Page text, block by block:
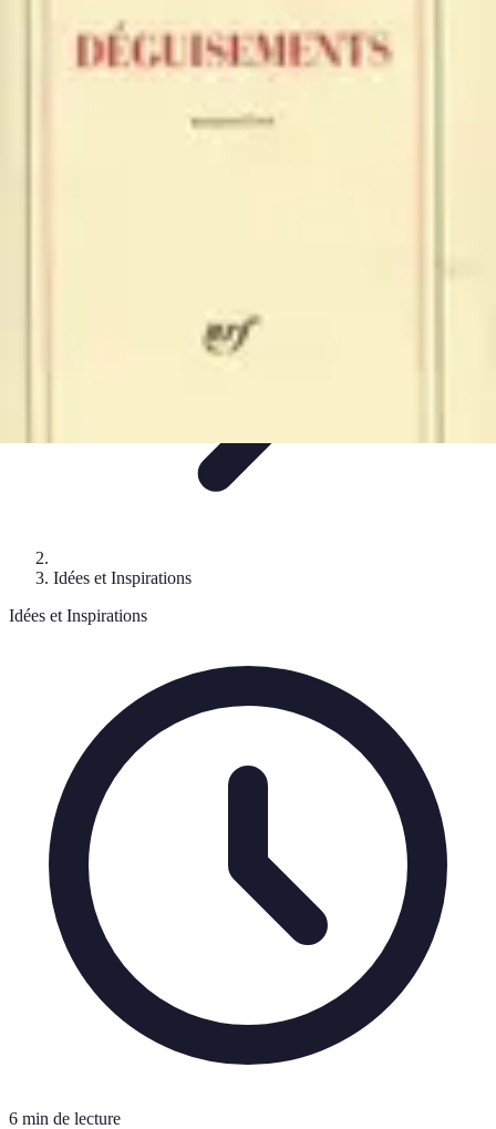
Déguisements Frayeurs
Idées de DéguisementsDIY et AstucesDIY et
InspirationIdées de déguisements
Déguisements Frayeurs
Idées et Inspirations
Idées et Inspirations
6 min de lecture